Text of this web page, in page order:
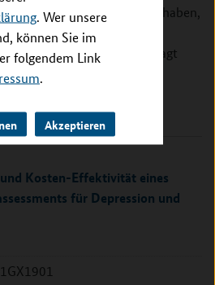
. Wer unsere
können Sie im
folgendem Link
Akzeptieren
sich als wirksam erwiesen haben,
den wissenschaftlich
Versorgungsalltag beantragt
Kosten-Effektivität eines
für Depression und